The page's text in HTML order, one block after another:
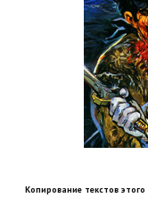
Sacred Gold
Red Faction
Aliens versus
Age of Pirates:
Sea Dogs - City of
Копирование текстов